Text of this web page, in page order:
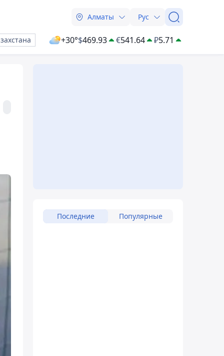
Алматы Рус
+30°$469.93 €541.64 ₽5.71
Последние Популярные